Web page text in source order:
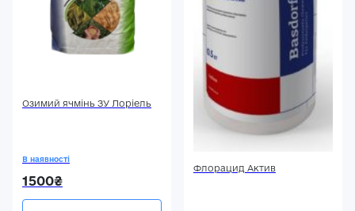
Озимий ячмінь ЗУ Лоріель
В наявності
1500₴
Флорацид Актив